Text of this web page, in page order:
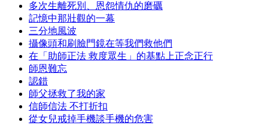
多次生離死別、恩怨情仇的磨礪
記憶中那壯觀的一幕
三分地風波
攝像頭和刷臉門鏡在等我們救他們
在「助師正法 救度眾生」的基點上正念正行
師恩難忘
認錯
師父拯救了我的家
信師信法 不打折扣
從女兒戒掉手機談手機的危害